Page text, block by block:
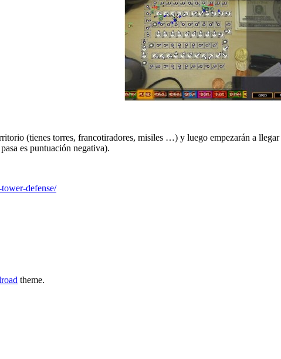
(tienes torres, francotiradores, misiles …) y luego empezarán a
es puntuación negativa).
defense/
theme.